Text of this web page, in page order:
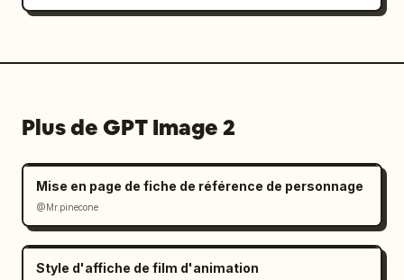
        "elements": [
        ]
      {
        "tier": 7,
        "description": "Grande case
inférieure. Personnage regardant devant lui
avec assurance et un sourire en coin.",
Plus de GPT Image 2
Mise en page de fiche de référence de personnage
@Mr.pinecone
Style d'affiche de film d'animation